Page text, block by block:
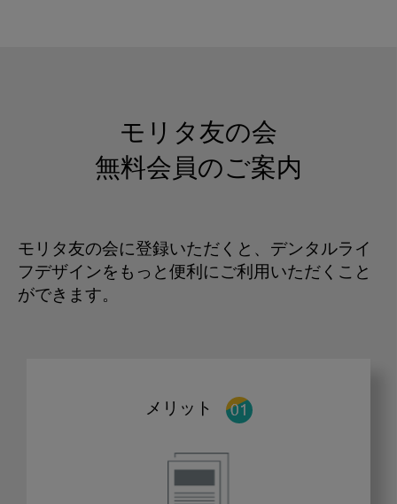
モリタ友の会
無料会員のご案内
モリタ友の会に登録いただくと、デンタルライ
フデザインをもっと便利にご利用いただくこと
ができます。
メリット